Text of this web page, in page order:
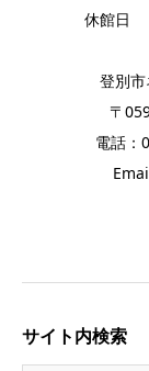
休館日
登別
〒
電話：
サイト内検索